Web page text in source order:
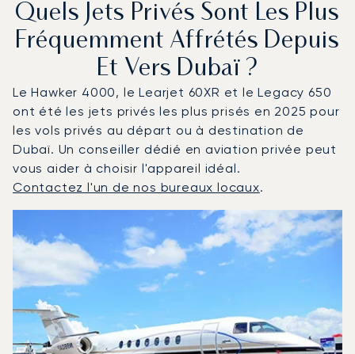
Quels Jets Privés Sont Les Plus
Fréquemment Affrétés Depuis
Et Vers Dubaï ?
Le Hawker 4000, le Learjet 60XR et le Legacy 650
ont été les jets privés les plus prisés en 2025 pour
les vols privés au départ ou à destination de
Dubaï. Un conseiller dédié en aviation privée peut
vous aider à choisir l'appareil idéal.
Contactez l'un de nos bureaux locaux.
Modèle d'aéronef
Sièges
Vitesse (km/h)
Vitesse (nœuds)
Autonomie (km)
Autonomie (NM)